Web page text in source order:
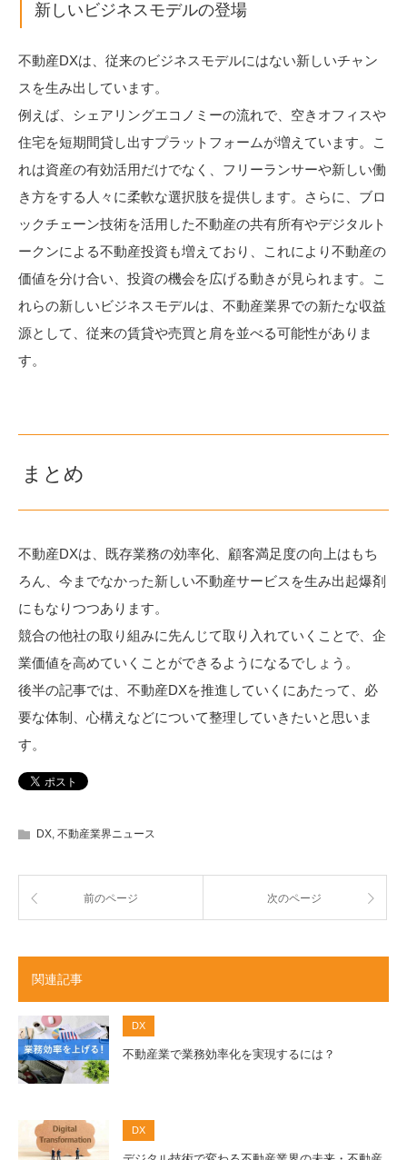
新しいビジネスモデルの登場
不動産DXは、従来のビジネスモデルにはない新しいチャン
スを生み出しています。
例えば、シェアリングエコノミーの流れで、空きオフィスや
住宅を短期間貸し出すプラットフォームが増えています。こ
れは資産の有効活用だけでなく、フリーランサーや新しい働
き方をする人々に柔軟な選択肢を提供します。さらに、ブロ
ックチェーン技術を活用した不動産の共有所有やデジタルト
ークンによる不動産投資も増えており、これにより不動産の
価値を分け合い、投資の機会を広げる動きが見られます。こ
れらの新しいビジネスモデルは、不動産業界での新たな収益
源として、従来の賃貸や売買と肩を並べる可能性がありま
す。
まとめ
不動産DXは、既存業務の効率化、顧客満足度の向上はもち
ろん、今までなかった新しい不動産サービスを生み出起爆剤
にもなりつつあります。
競合の他社の取り組みに先んじて取り入れていくことで、企
業価値を高めていくことができるようになるでしょう。
後半の記事では、不動産DXを推進していくにあたって、必
要な体制、心構えなどについて整理していきたいと思いま
す。
DX 不動産業界ニュース
前のページ 次のページ
関連記事
DX
不動産業で業務効率化を実現するには？
DX